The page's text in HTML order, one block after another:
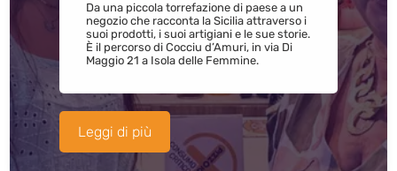
Da una piccola torrefazione di paese a un
negozio che racconta la Sicilia attraverso i
suoi prodotti, i suoi artigiani e le sue storie.
È il percorso di Cocciu d’Amuri, in via Di
Maggio 21 a Isola delle Femmine.
Leggi di più